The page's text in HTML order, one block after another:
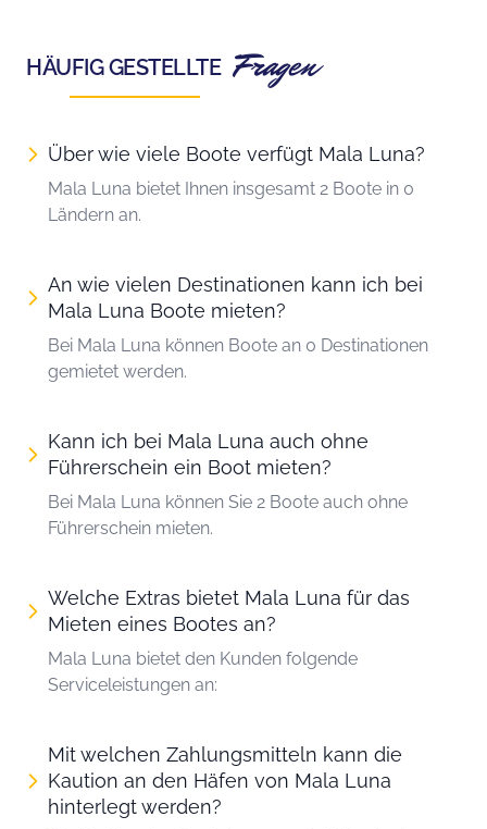
HÄUFIG GESTELLTE Fragen
Über wie viele Boote verfügt Mala Luna?
Mala Luna bietet Ihnen insgesamt 2 Boote in 0
Ländern an.
An wie vielen Destinationen kann ich bei
Mala Luna Boote mieten?
Bei Mala Luna können Boote an 0 Destinationen
gemietet werden.
Kann ich bei Mala Luna auch ohne
Führerschein ein Boot mieten?
Bei Mala Luna können Sie 2 Boote auch ohne
Führerschein mieten.
Welche Extras bietet Mala Luna für das
Mieten eines Bootes an?
Mala Luna bietet den Kunden folgende
Serviceleistungen an:
Mit welchen Zahlungsmitteln kann die
Kaution an den Häfen von Mala Luna
hinterlegt werden?